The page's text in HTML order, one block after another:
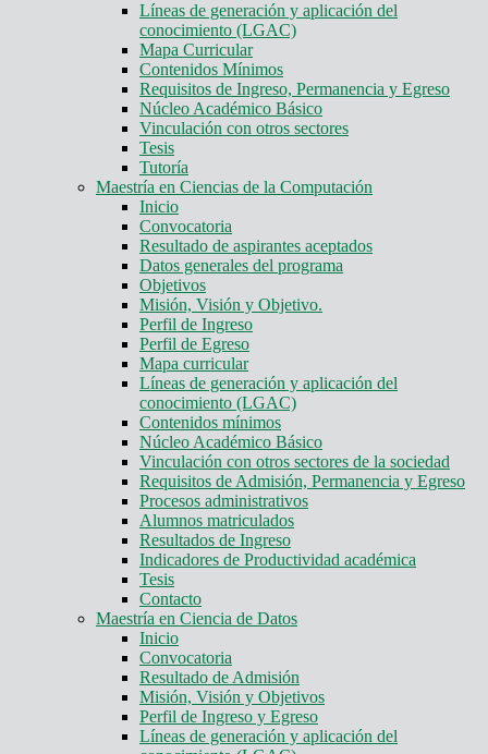
Líneas de generación y aplicación del
conocimiento (LGAC)
Mapa Curricular
Contenidos Mínimos
Requisitos de Ingreso, Permanencia y Egreso
Núcleo Académico Básico
Vinculación con otros sectores
Tesis
Tutoría
Maestría en Ciencias de la Computación
Inicio
Convocatoria
Resultado de aspirantes aceptados
Datos generales del programa
Objetivos
Misión, Visión y Objetivo.
Perfil de Ingreso
Perfil de Egreso
Mapa curricular
Líneas de generación y aplicación del
conocimiento (LGAC)
Contenidos mínimos
Núcleo Académico Básico
Vinculación con otros sectores de la sociedad
Requisitos de Admisión, Permanencia y Egreso
Procesos administrativos
Alumnos matriculados
Resultados de Ingreso
Indicadores de Productividad académica
Tesis
Contacto
Maestría en Ciencia de Datos
Inicio
Convocatoria
Resultado de Admisión
Misión, Visión y Objetivos
Perfil de Ingreso y Egreso
Líneas de generación y aplicación del